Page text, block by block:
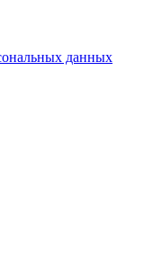
данных